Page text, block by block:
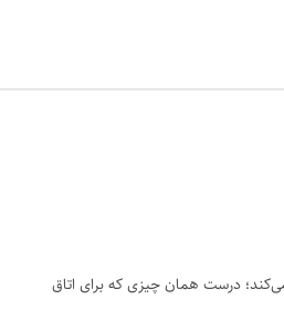
درست همان چیزی که برای اتاق